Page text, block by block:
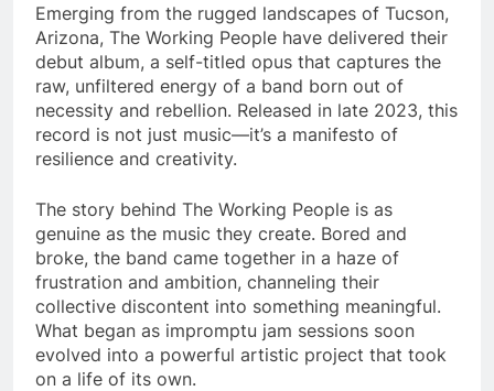
Emerging from the rugged landscapes of Tucson,
Arizona, The Working People have delivered their
debut album, a self-titled opus that captures the
raw, unfiltered energy of a band born out of
necessity and rebellion. Released in late 2023, this
record is not just music—it’s a manifesto of
resilience and creativity.
The story behind The Working People is as
genuine as the music they create. Bored and
broke, the band came together in a haze of
frustration and ambition, channeling their
collective discontent into something meaningful.
What began as impromptu jam sessions soon
evolved into a powerful artistic project that took
on a life of its own.